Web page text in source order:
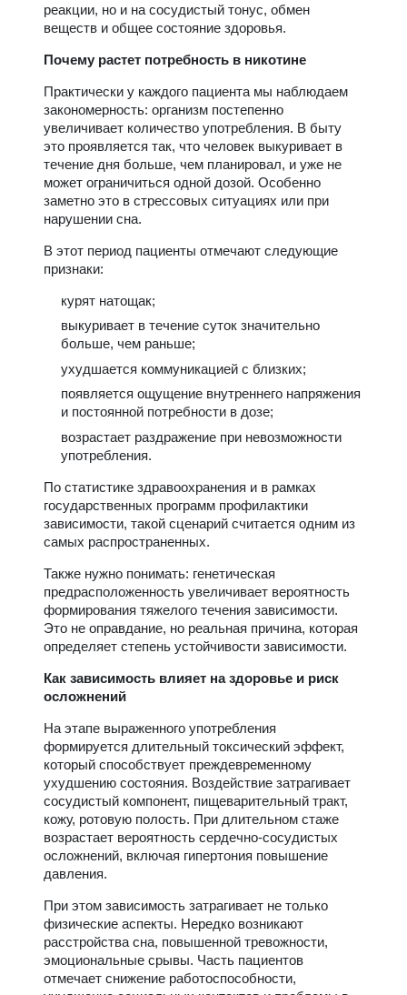
реакции, но и на сосудистый тонус, обмен
веществ и общее состояние здоровья.
Почему растет потребность в никотине
Практически у каждого пациента мы наблюдаем
закономерность: организм постепенно
увеличивает количество употребления. В быту
это проявляется так, что человек выкуривает в
течение дня больше, чем планировал, и уже не
может ограничиться одной дозой. Особенно
заметно это в стрессовых ситуациях или при
нарушении сна.
В этот период пациенты отмечают следующие
признаки:
курят натощак;
выкуривает в течение суток значительно
больше, чем раньше;
ухудшается коммуникацией с близких;
появляется ощущение внутреннего напряжения
и постоянной потребности в дозе;
возрастает раздражение при невозможности
употребления.
По статистике здравоохранения и в рамках
государственных программ профилактики
зависимости, такой сценарий считается одним из
самых распространенных.
Также нужно понимать: генетическая
предрасположенность увеличивает вероятность
формирования тяжелого течения зависимости.
Это не оправдание, но реальная причина, которая
определяет степень устойчивости зависимости.
Как зависимость влияет на здоровье и риск
осложнений
На этапе выраженного употребления
формируется длительный токсический эффект,
который способствует преждевременному
ухудшению состояния. Воздействие затрагивает
сосудистый компонент, пищеварительный тракт,
кожу, ротовую полость. При длительном стаже
возрастает вероятность сердечно-сосудистых
осложнений, включая гипертония повышение
давления.
При этом зависимость затрагивает не только
физические аспекты. Нередко возникают
расстройства сна, повышенной тревожности,
эмоциональные срывы. Часть пациентов
отмечает снижение работоспособности,